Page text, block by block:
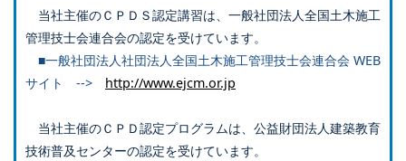
当社主催のＣＰＤＳ認定講習は、一般社団法人全国土木施工
管理技士会連合会の認定を受けています。
■一般社団法人社団法人全国土木施工管理技士会連合会 WEB
サイト --> http://www.ejcm.or.jp
当社主催のＣＰＤ認定プログラムは、公益財団法人建築教育
技術普及センターの認定を受けています。